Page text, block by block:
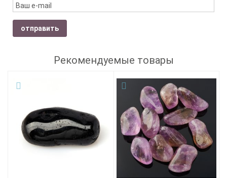
отправить
Рекомендуемые товары